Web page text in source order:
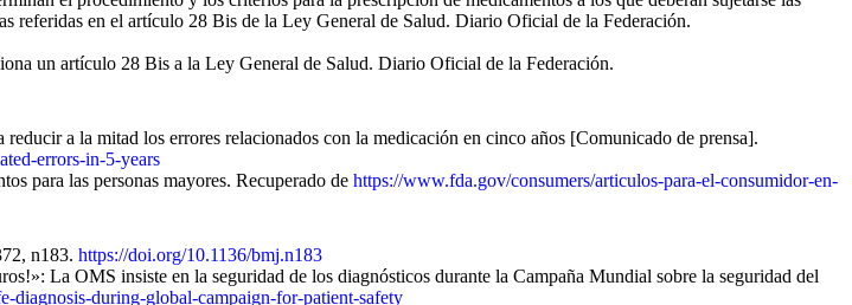
referidas en el artículo 28 Bis de la Ley General de Salud. Diario Oficial de la Federación.
un artículo 28 Bis a la Ley General de Salud. Diario Oficial de la Federación.
a la mitad los errores relacionados con la medicación en cinco años [Comunicado de prensa].
errors-in-5-years
para las personas mayores. Recuperado de https://www.fda.gov/consumers/articulos-para-el-consumidor-en-
n183. https://doi.org/10.1136/bmj.n183
La OMS insiste en la seguridad de los diagnósticos durante la Campaña Mundial sobre la seguridad del
diagnosis-during-global-campaign-for-patient-safety